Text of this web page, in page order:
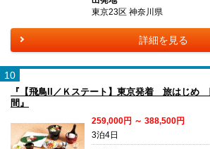
東京23区 神奈川県
詳細を見る
10
『【飛鳥II／Ｋステート】東京発着 旅はじ
間』
259,000円 ～ 388,500円
3泊4日